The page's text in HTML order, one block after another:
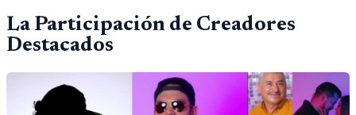
La Participación de Creadores
Destacados